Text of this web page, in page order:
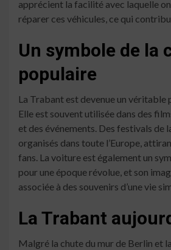
apprécient la facilité avec laquelle
réparer ces véhicules, ce qui
Un symbole de la
populaire
La Trabant est devenue un véritable
Elle est souvent utilisée dans des
et des événements. Des festivals de
organisés dans toute l’Europe,
fans. La voiture est également un
pour une époque révolue, et son
associée à des souvenirs d’une vie
La Trabant
Malgré la chute du mur de Berlin et